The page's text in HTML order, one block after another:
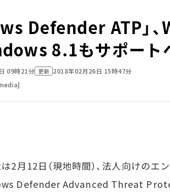
Defender ATP」
8.1もサポート
09時21分 更新 2018年02月26日 15時47分
月12日（現地時間）、法人向けのエ
Defender Advanced Threat